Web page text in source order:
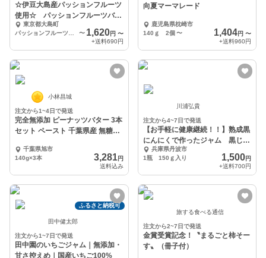
☆伊豆大島産パッションフルーツ
使用☆ パッションフルーツバタ
ー 東京都大島町
〜 1,620円 〜
+送料690円
向夏マーマレード
鹿児島県枕崎市
140ｇ 2個 〜 1,404円 〜
+送料960円
小林昌城
注文から1~4日で発送
完全無添加 ピーナッツバター 3本
セット ペースト 千葉県産 無糖
千葉県旭市
140g×3本
3,281円
送料込み
川浦弘貴
注文から4~7日で発送
【お手軽に健康継続！！】熟成黒
にんにくで作ったジャム 黒じゃ
む １瓶150ｇ
兵庫県丹波市
1瓶 150ｇ入り
1,500円
+送料700円
ふるさと納税可
田中健太郎
注文から1~7日で発送
田中園のいちごジャム｜無添加・
甘さ控えめ｜国産いちご100%
旅する食べる通信
注文から2~7日で発送
金賞受賞記念！〝まるごと柿そー
す〟（冊子付）